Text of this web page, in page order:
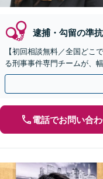
逮捕・勾留の準
【初回相談無料／全国どこ
る刑事事件専門チームが、
電話でお問い合